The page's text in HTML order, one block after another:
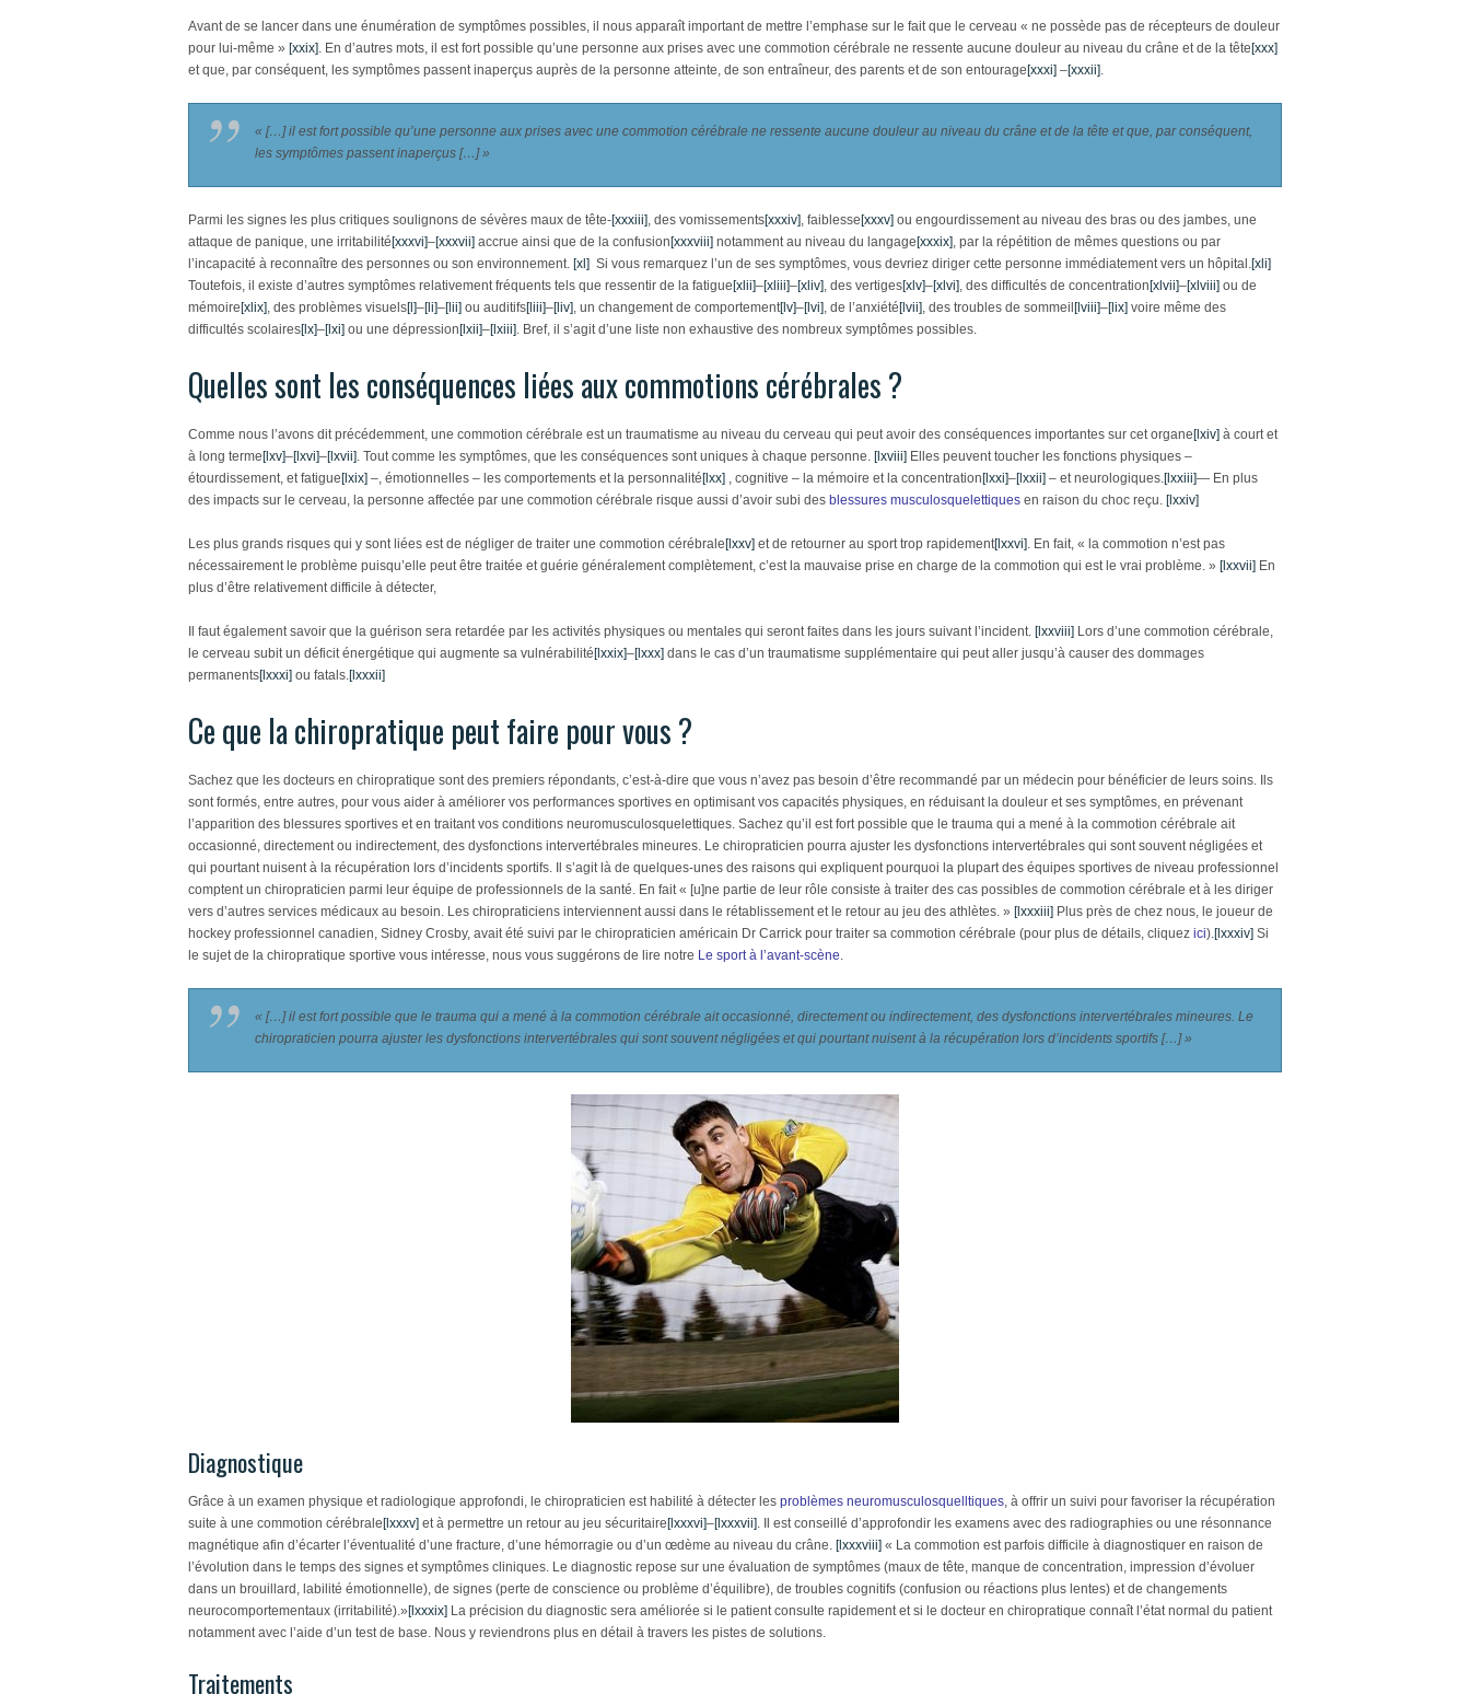
Avant de se lancer dans une énumération de symptômes possibles, il nous apparaît important de mettre l’emphase sur le fait que le cerveau « ne possède pas de récepteurs de douleur
pour lui-même » [xxix] . En d’autres mots, il est fort possible qu’une personne aux prises avec une commotion cérébrale ne ressente aucune douleur au niveau du crâne et de la tête[xxx]
et que, par conséquent, les symptômes passent inaperçus auprès de la personne atteinte, de son entraîneur, des parents et de son entourage[xxxi] –[xxxii]
« […] il est fort possible qu’une personne aux prises avec une commotion cérébrale ne ressente aucune douleur au niveau du crâne et de la tête et que, par conséquent,
les symptômes passent inaperçus […] »
Parmi les signes les plus critiques soulignons de sévères maux de tête-[xxxiii] , des vomissements[xxxiv] , faiblesse[xxxv] ou engourdissement au niveau des bras ou des jambes, une
attaque de panique, une irritabilité[xxxvi]–[xxxvii] accrue ainsi que de la confusion[xxxviii] notamment au niveau du langage[xxxix] , par la répétition de mêmes questions ou par
l’incapacité à reconnaître des personnes ou son environnement. [xl] Si vous remarquez l’un de ses symptômes, vous devriez diriger cette personne immédiatement vers un hôpital. [xli]
Toutefois, il existe d’autres symptômes relativement fréquents tels que ressentir de la fatigue[xlii]–[xliii]–[xliv] , des vertiges[xlv]–[xlvi] , des difficultés de concentration[xlvii]–[xlviii] ou de
mémoire[xlix] , des problèmes visuels[l]–[li]–[lii] ou auditifs[liii]–[liv] , un changement de comportement[lv]–[lvi] , de l’anxiété[lvii] , des troubles de sommeil[lviii]–[lix] voire même des
difficultés scolaires[lx]–[lxi] ou une dépression[lxii]–[lxiii] . Bref, il s’agit d’une liste non exhaustive des nombreux symptômes possibles.
Quelles sont les conséquences liées aux commotions cérébrales ?
Comme nous l’avons dit précédemment, une commotion cérébrale est un traumatisme au niveau du cerveau qui peut avoir des conséquences importantes sur cet organe[lxiv] à court et
à long terme[lxv]–[lxvi]–[lxvii] . Tout comme les symptômes, que les conséquences sont uniques à chaque personne. [lxviii] Elles peuvent toucher les fonctions physiques –
étourdissement, et fatigue[lxix] –, émotionnelles – les comportements et la personnalité[lxx] , cognitive – la mémoire et la concentration[lxxi]–[lxxii] – et neurologiques. [lxxiii]— En plus
des impacts sur le cerveau, la personne affectée par une commotion cérébrale risque aussi d’avoir subi des blessures musculosquelettiques en raison du choc reçu. [lxxiv]
Les plus grands risques qui y sont liées est de négliger de traiter une commotion cérébrale[lxxv] et de retourner au sport trop rapidement[lxxvi] . En fait, « la commotion n’est pas
nécessairement le problème puisqu’elle peut être traitée et guérie généralement complètement, c’est la mauvaise prise en charge de la commotion qui est le vrai problème. » [lxxvii] En
plus d’être relativement difficile à détecter,
Il faut également savoir que la guérison sera retardée par les activités physiques ou mentales qui seront faites dans les jours suivant l’incident. [lxxviii] Lors d’une commotion cérébrale,
le cerveau subit un déficit énergétique qui augmente sa vulnérabilité[lxxix]–[lxxx] dans le cas d’un traumatisme supplémentaire qui peut aller jusqu’à causer des dommages
permanents[lxxxi] ou fatals. [lxxxii]
Ce que la chiropratique peut faire pour vous ?
Sachez que les docteurs en chiropratique sont des premiers répondants, c’est-à-dire que vous n’avez pas besoin d’être recommandé par un médecin pour bénéficier de leurs soins. Ils
sont formés, entre autres, pour vous aider à améliorer vos performances sportives en optimisant vos capacités physiques, en réduisant la douleur et ses symptômes, en prévenant
l’apparition des blessures sportives et en traitant vos conditions neuromusculosquelettiques. Sachez qu’il est fort possible que le trauma qui a mené à la commotion cérébrale ait
occasionné, directement ou indirectement, des dysfonctions intervertébrales mineures. Le chiropraticien pourra ajuster les dysfonctions intervertébrales qui sont souvent négligées et
qui pourtant nuisent à la récupération lors d’incidents sportifs. Il s’agit là de quelques-unes des raisons qui expliquent pourquoi la plupart des équipes sportives de niveau professionnel
comptent un chiropraticien parmi leur équipe de professionnels de la santé. En fait « [u]ne partie de leur rôle consiste à traiter des cas possibles de commotion cérébrale et à les diriger
vers d’autres services médicaux au besoin. Les chiropraticiens interviennent aussi dans le rétablissement et le retour au jeu des athlètes. » [lxxxiii] Plus près de chez nous, le joueur de
hockey professionnel canadien, Sidney Crosby, avait été suivi par le chiropraticien américain Dr Carrick pour traiter sa commotion cérébrale (pour plus de détails, cliquez ici). [lxxxiv] Si
le sujet de la chiropratique sportive vous intéresse, nous vous suggérons de lire notre Le sport à l’avant-scène
« […] il est fort possible que le trauma qui a mené à la commotion cérébrale ait occasionné, directement ou indirectement, des dysfonctions intervertébrales mineures. Le
chiropraticien pourra ajuster les dysfonctions intervertébrales qui sont souvent négligées et qui pourtant nuisent à la récupération lors d’incidents sportifs […] »
Diagnostique
Grâce à un examen physique et radiologique approfondi, le chiropraticien est habilité à détecter les problèmes neuromusculosquelltiques , à offrir un suivi pour favoriser la récupération
suite à une commotion cérébrale[lxxxv] et à permettre un retour au jeu sécuritaire[lxxxvi]–[lxxxvii] . Il est conseillé d’approfondir les examens avec des radiographies ou une résonnance
magnétique afin d’écarter l’éventualité d’une fracture, d’une hémorragie ou d’un œdème au niveau du crâne. [lxxxviii] « La commotion est parfois difficile à diagnostiquer en raison de
l’évolution dans le temps des signes et symptômes cliniques. Le diagnostic repose sur une évaluation de symptômes (maux de tête, manque de concentration, impression d’évoluer
dans un brouillard, labilité émotionnelle), de signes (perte de conscience ou problème d’équilibre), de troubles cognitifs (confusion ou réactions plus lentes) et de changements
neurocomportementaux (irritabilité). »[lxxxix] La précision du diagnostic sera améliorée si le patient consulte rapidement et si le docteur en chiropratique connaît l’état normal du patient
notamment avec l’aide d’un test de base. Nous y reviendrons plus en détail à travers les pistes de solutions.
Traitements